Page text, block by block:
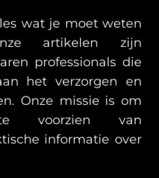
wat je moet weten
artikelen zijn
professionals die
het verzorgen en
Onze missie is om
te voorzien van
informatie over